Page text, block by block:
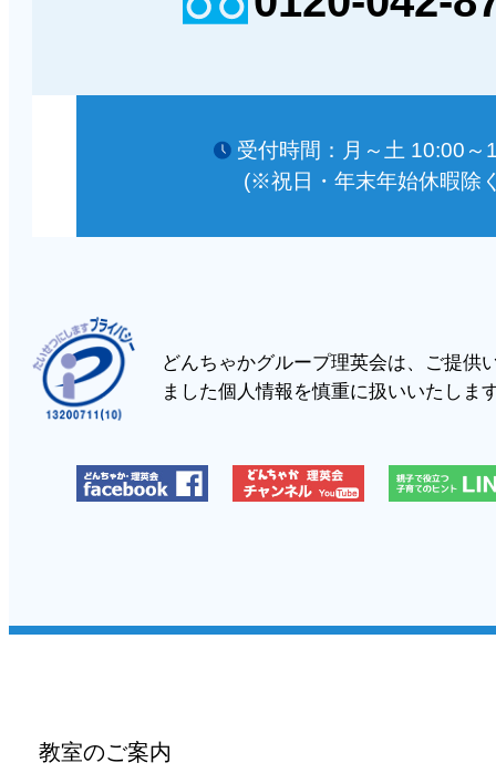
受付時間：月～土 10:00～
(※祝日・年末年始休暇除
どんちゃかグループ理英会は、ご提供
ました個人情報を慎重に扱いいたしま
教室のご案内